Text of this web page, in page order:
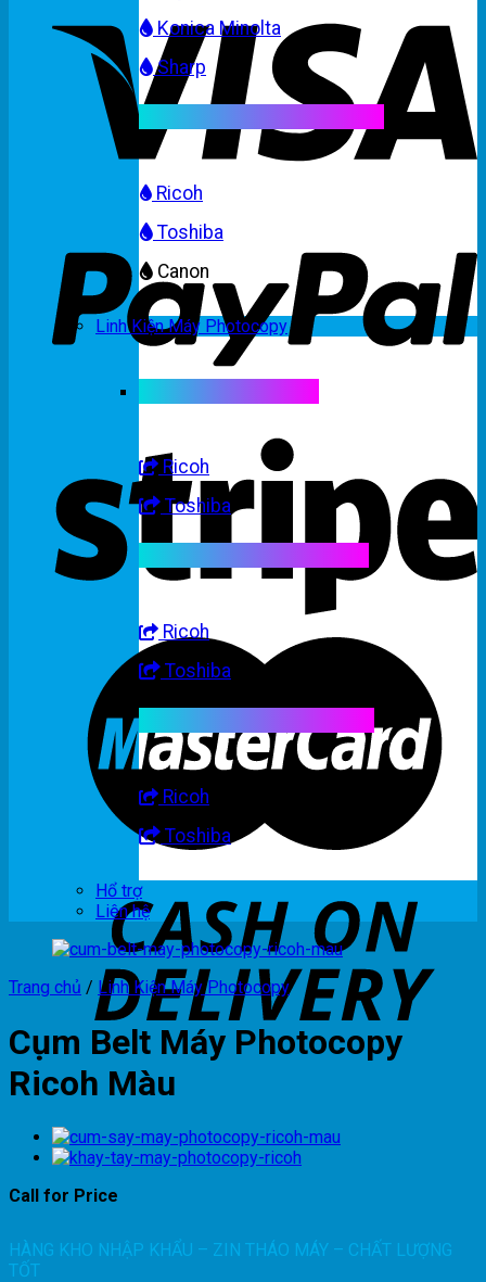
Konica Minolta
Sharp
Ricoh
Toshiba
Canon
Linh Kiện Máy Photocopy
Ricoh
Toshiba
Ricoh
Toshiba
Ricoh
Toshiba
Hổ trợ
Liên hệ
Trang chủ / Linh Kiện Máy Photocopy
Cụm Belt Máy Photocopy
Ricoh Màu
Call for Price
HÀNG KHO NHẬP KHẨU – ZIN THÁO MÁY – CHẤT LƯỢNG
TỐT